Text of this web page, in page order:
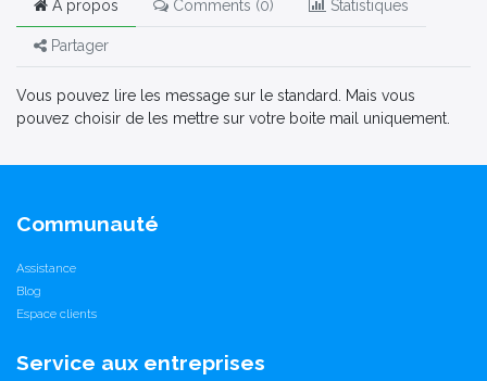
À propos Comments (0) Statistiques
Partager
Vous pouvez lire les message sur le standard. Mais vous
pouvez choisir de les mettre sur votre boite mail uniquement.
Communauté
Assistance
Blog
Espace clients
Service aux entreprises